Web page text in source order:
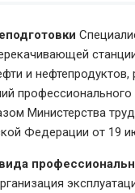
и нефтепродуктов,
профессионального
Министерства
Федерации от 19